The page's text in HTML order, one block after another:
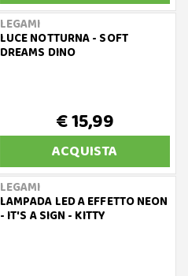
LEGAMI
LUCE NOTTURNA - SOFT
DREAMS DINO
€ 15,99
ACQUISTA
LEGAMI
LAMPADA LED A EFFETTO NEON
- IT'S A SIGN - KITTY